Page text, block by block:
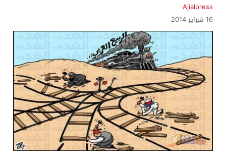
Ajialpress
16 فبراير 2014